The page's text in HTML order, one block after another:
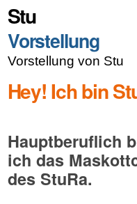
Stu
Vorstellung
Vorstellung von Stu
Hey! Ich bin
Hauptberuflich
ich das
des StuRa.